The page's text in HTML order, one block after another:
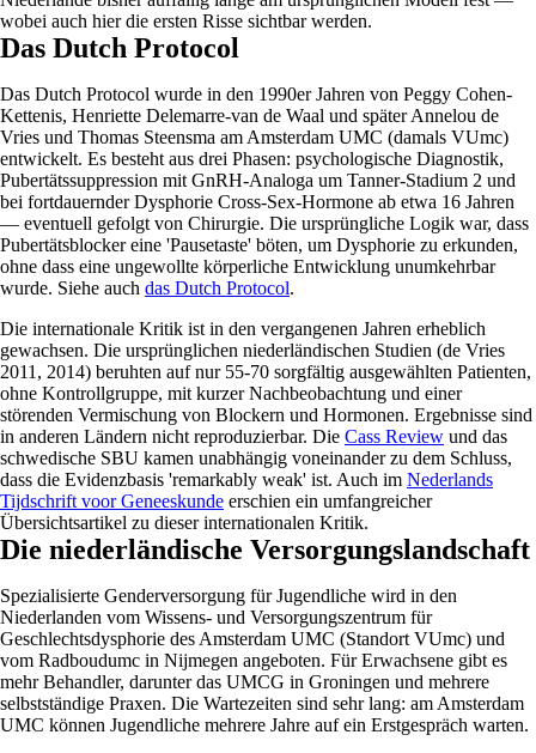
wobei auch hier die ersten Risse sichtbar werden.
Das Dutch Protocol
Das Dutch Protocol wurde in den 1990er Jahren von Peggy Cohen-
Kettenis, Henriette Delemarre-van de Waal und später Annelou de
Vries und Thomas Steensma am Amsterdam UMC (damals VUmc)
entwickelt. Es besteht aus drei Phasen: psychologische Diagnostik,
Pubertätssuppression mit GnRH-Analoga um Tanner-Stadium 2 und
bei fortdauernder Dysphorie Cross-Sex-Hormone ab etwa 16 Jahren
— eventuell gefolgt von Chirurgie. Die ursprüngliche Logik war, dass
Pubertätsblocker eine 'Pausetaste' böten, um Dysphorie zu erkunden,
ohne dass eine ungewollte körperliche Entwicklung unumkehrbar
wurde. Siehe auch das Dutch Protocol.
Die internationale Kritik ist in den vergangenen Jahren erheblich
gewachsen. Die ursprünglichen niederländischen Studien (de Vries
2011, 2014) beruhten auf nur 55-70 sorgfältig ausgewählten Patienten,
ohne Kontrollgruppe, mit kurzer Nachbeobachtung und einer
störenden Vermischung von Blockern und Hormonen. Ergebnisse sind
in anderen Ländern nicht reproduzierbar. Die Cass Review und das
schwedische SBU kamen unabhängig voneinander zu dem Schluss,
dass die Evidenzbasis 'remarkably weak' ist. Auch im Nederlands
Tijdschrift voor Geneeskunde erschien ein umfangreicher
Übersichtsartikel zu dieser internationalen Kritik.
Die niederländische Versorgungslandschaft
Spezialisierte Genderversorgung für Jugendliche wird in den
Niederlanden vom Wissens- und Versorgungszentrum für
Geschlechtsdysphorie des Amsterdam UMC (Standort VUmc) und
vom Radboudumc in Nijmegen angeboten. Für Erwachsene gibt es
mehr Behandler, darunter das UMCG in Groningen und mehrere
selbstständige Praxen. Die Wartezeiten sind sehr lang: am Amsterdam
UMC können Jugendliche mehrere Jahre auf ein Erstgespräch warten.